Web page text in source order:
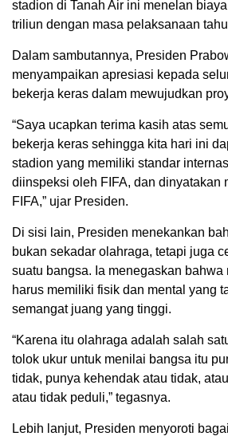
stadion di Tanah Air ini menelan
triliun dengan masa pelaksanaan
Dalam sambutannya, Presiden
menyampaikan apresiasi kepada
bekerja keras dalam mewujudkan
“Saya ucapkan terima kasih atas
bekerja keras sehingga kita hari ini
stadion yang memiliki standar
diinspeksi oleh FIFA, dan dinyatakan
FIFA,” ujar Presiden.
Di sisi lain, Presiden menekankan
bukan sekadar olahraga, tetapi juga
suatu bangsa. Ia menegaskan bahwa
harus memiliki fisik dan mental yang
semangat juang yang tinggi.
“Karena itu olahraga adalah salah
tolok ukur untuk menilai bangsa itu
tidak, punya kehendak atau tidak,
atau tidak peduli,” tegasnya.
Lebih lanjut, Presiden menyoroti